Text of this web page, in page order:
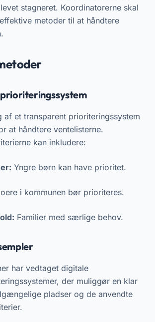
stagneret. Koordinatorerne skal
metoder til at håndtere
af et transparent prioriteringssystem
at håndtere ventelisterne.
kan inkludere:
Yngre børn kan have prioritet.
i kommunen bør prioriteres.
Familier med særlige behov.
har vedtaget digitale
der muliggør en klar
pladser og de anvendte